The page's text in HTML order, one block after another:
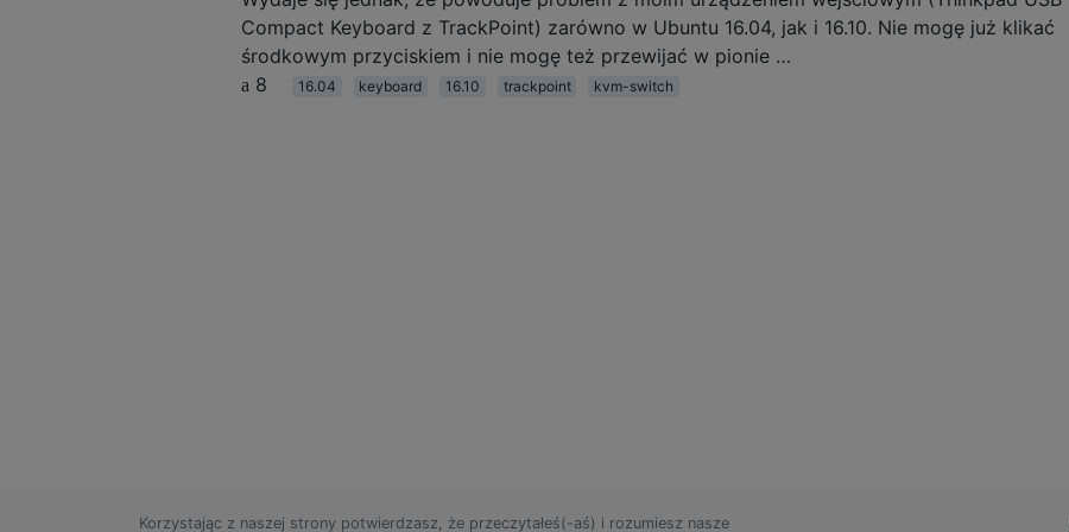
Compact Keyboard z TrackPoint) zarówno w Ubuntu 16.04, jak i 16.10. Nie mogę już klikać
środkowym przyciskiem i nie mogę też przewijać w pionie …
8
16.04 keyboard 16.10 trackpoint kvm-switch
Korzystając z naszej strony potwierdzasz, że przeczytałeś(-aś) i rozumiesz nasze